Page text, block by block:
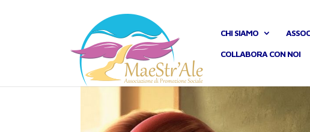
CHI SIAMO
COLLABORA CON NOI